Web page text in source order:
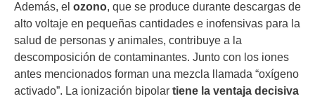
Además, el ozono, que se produce durante descargas de
alto voltaje en pequeñas cantidades e inofensivas para la
salud de personas y animales, contribuye a la
descomposición de contaminantes. Junto con los iones
antes mencionados forman una mezcla llamada “oxígeno
activado”. La ionización bipolar tiene la ventaja decisiva